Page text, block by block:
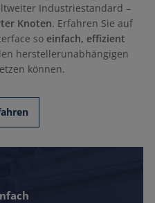
Industriestandard –
Knoten. Erfahren Sie auf
so einfach, effizient
herstellerunabhängigen
können.